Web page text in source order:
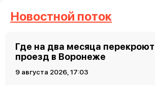
Новостной поток
Где на два месяца перекроют
проезд в Воронеже
9 августа 2026, 17:03